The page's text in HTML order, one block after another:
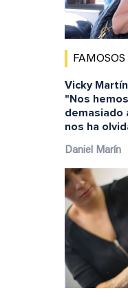
FAMOSOS
Vicky
"Nos
demasiado
nos ha
Daniel Marín